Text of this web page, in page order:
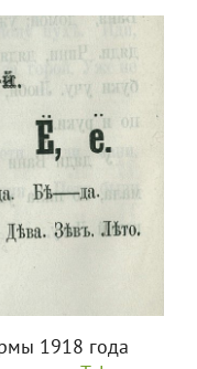
1918 года